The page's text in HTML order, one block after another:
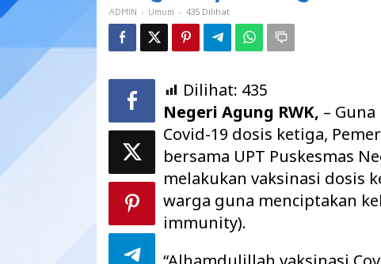
III
ADMIN - Umum - 435 Dilihat
Dilihat: 435
Negeri Agung RWK, –
Covid-19 dosis ketiga,
bersama UPT Puskesmas
melakukan vaksinasi dosis
warga guna menciptakan
immunity).